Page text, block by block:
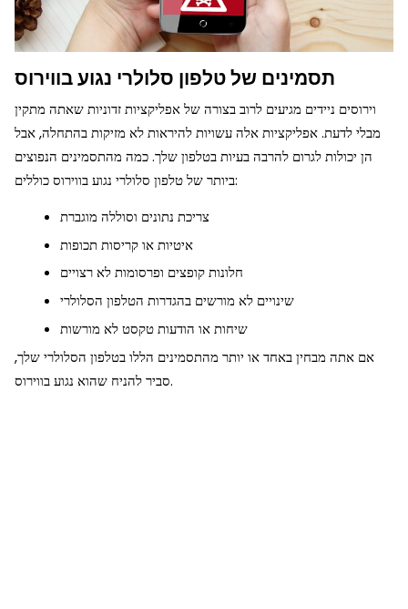
תסמינים של טלפון סלולרי נגוע בווירוס
וירוסים ניידים מגיעים לרוב בצורה של אפליקציות זדוניות שאתה מתקין
מבלי לדעת. אפליקציות אלה עשויות להיראות לא מזיקות בהתחלה, אבל
הן יכולות לגרום להרבה בעיות בטלפון שלך. כמה מהתסמינים הנפוצים
ביותר של טלפון סלולרי נגוע בווירוס כוללים:
צריכת נתונים וסוללה מוגברת
איטיות או קריסות תכופות
חלונות קופצים ופרסומות לא רצויים
שינויים לא מורשים בהגדרות הטלפון הסלולרי
שיחות או הודעות טקסט לא מורשות
אם אתה מבחין באחד או יותר מהתסמינים הללו בטלפון הסלולרי שלך,
סביר להניח שהוא נגוע בווירוס.